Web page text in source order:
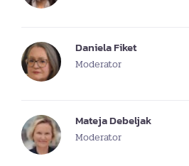
Daniela Fiket
Moderator
Mateja Debeljak
Moderator